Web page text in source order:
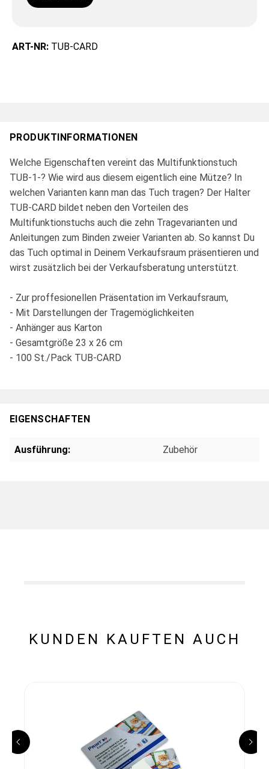
ART-NR: TUB-CARD
PRODUKTINFORMATIONEN
Welche Eigenschaften vereint das Multifunktionstuch
TUB-1-? Wie wird aus diesem eigentlich eine Mütze? In
welchen Varianten kann man das Tuch tragen? Der Halter
TUB-CARD bildet neben den Vorteilen des
Multifunktionstuchs auch die zehn Tragevarianten und
Anleitungen zum Binden zweier Varianten ab. So kannst Du
das Tuch optimal in Deinem Verkaufsraum präsentieren und
wirst zusätzlich bei der Verkaufsberatung unterstützt.
- Zur proffesionellen Präsentation im Verkaufsraum,
- Mit Darstellungen der Tragemöglichkeiten
- Anhänger aus Karton
- Gesamtgröße 23 x 26 cm
- 100 St./Pack TUB-CARD
EIGENSCHAFTEN
Ausführung: Zubehör
KUNDEN KAUFTEN AUCH